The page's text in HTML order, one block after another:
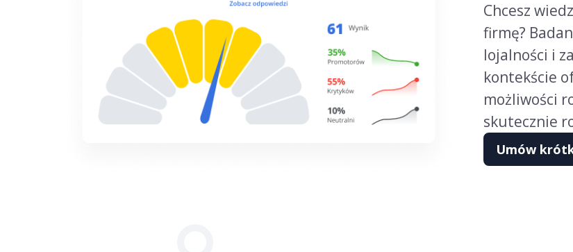
Chcesz
firmę?
lojalności i
kontekście
możliwości
skutecznie
Umów